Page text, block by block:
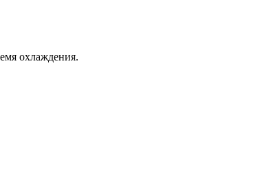
охлаждения.